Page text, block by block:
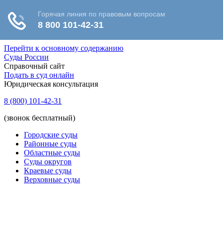
Перейти к основному содержанию
Суды России
Справочный сайт
Подать в суд онлайн
Юридическая консультация
8 (800) 101-42-31
(звонок бесплатный)
Городские суды
Районные суды
Областные суды
Суды округов
Краевые суды
Верховные суды